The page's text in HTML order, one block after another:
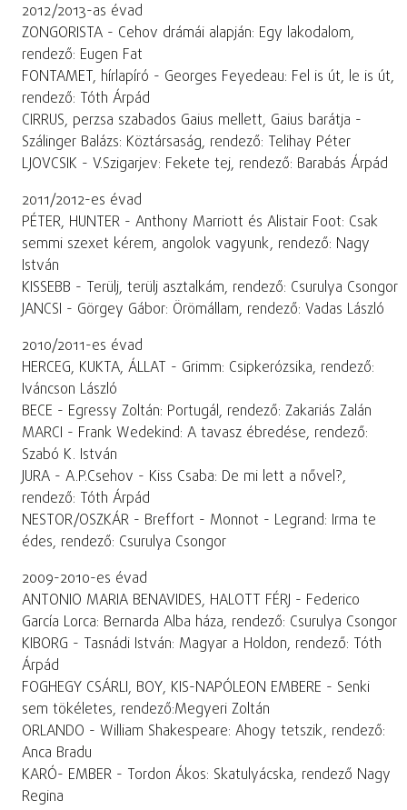
2012/2013-as évad
ZONGORISTA - Cehov drámái alapján: Egy lakodalom,
rendező: Eugen Fat
FONTAMET, hírlapíró - Georges Feyedeau: Fel is út, le is út,
rendező: Tóth Árpád
CIRRUS, perzsa szabados Gaius mellett, Gaius barátja -
Szálinger Balázs: Köztársaság, rendező: Telihay Péter
LJOVCSIK - V.Szigarjev: Fekete tej, rendező: Barabás Árpád
2011/2012-es évad
PÉTER, HUNTER - Anthony Marriott és Alistair Foot: Csak
semmi szexet kérem, angolok vagyunk, rendező: Nagy
István
KISSEBB - Terülj, terülj asztalkám, rendező: Csurulya Csongor
JANCSI - Görgey Gábor: Örömállam, rendező: Vadas László
2010/2011-es évad
HERCEG, KUKTA, ÁLLAT - Grimm: Csipkerózsika, rendező:
Iváncson László
BECE - Egressy Zoltán: Portugál, rendező: Zakariás Zalán
MARCI - Frank Wedekind: A tavasz ébredése, rendező:
Szabó K. István
JURA - A.P.Csehov - Kiss Csaba: De mi lett a nővel?,
rendező: Tóth Árpád
NESTOR/OSZKÁR - Breffort - Monnot - Legrand: Irma te
édes, rendező: Csurulya Csongor
2009-2010-es évad
ANTONIO MARIA BENAVIDES, HALOTT FÉRJ - Federico
García Lorca: Bernarda Alba háza, rendező: Csurulya Csongor
KIBORG - Tasnádi István: Magyar a Holdon, rendező: Tóth
Árpád
FOGHEGY CSÁRLI, BOY, KIS-NAPÓLEON EMBERE - Senki
sem tökéletes, rendező:Megyeri Zoltán
ORLANDO - William Shakespeare: Ahogy tetszik, rendező:
Anca Bradu
KARÓ- EMBER - Tordon Ákos: Skatulyácska, rendező Nagy
Regina